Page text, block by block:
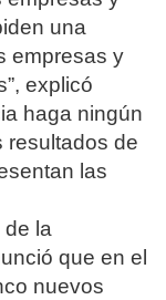
una
empresas y
explicó
haga ningún
resultados de
las
de la
que en el
nuevos